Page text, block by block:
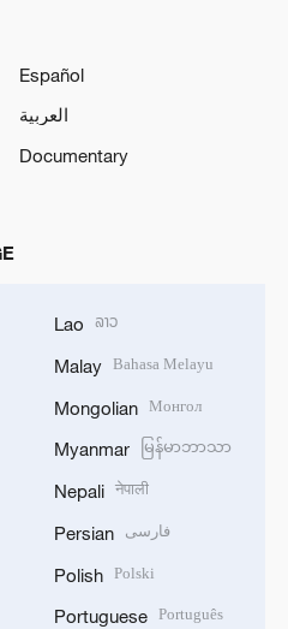
Español
العربية
Documentary
Lao ລາວ
Malay Bahasa Melayu
Mongolian Монгол
Myanmar မြန်မာဘာသာ
Nepali नेपाली
Persian فارسی
Polish Polski
Portuguese Português